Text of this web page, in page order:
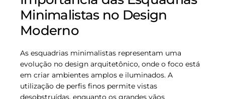
Minimalistas no Design
Moderno
As esquadrias minimalistas representam uma
evolução no design arquitetônico, onde o foco está
em criar ambientes amplos e iluminados. A
utilização de perfis finos permite vistas
desobstruídas, enquanto os grandes vãos